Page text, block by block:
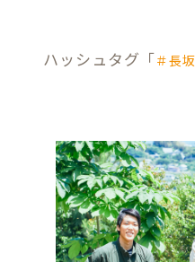
ハッシュタグ「＃長